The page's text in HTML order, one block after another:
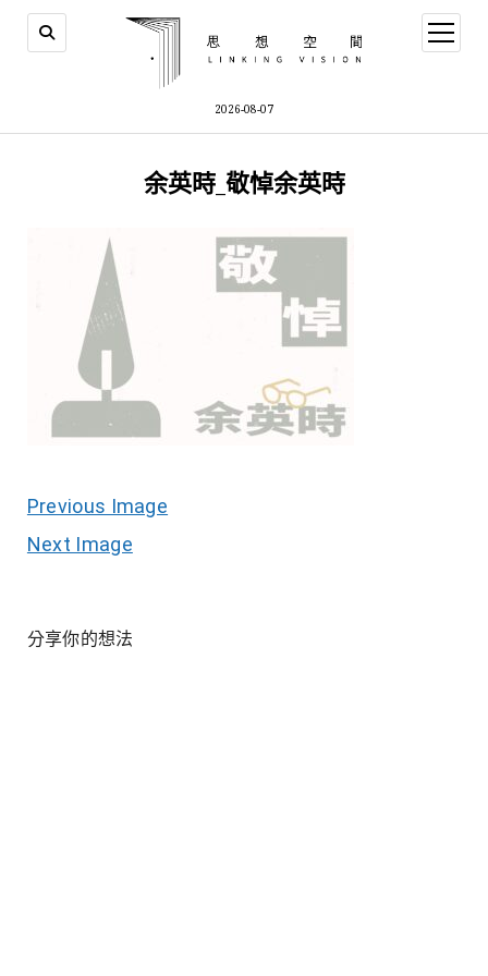
2026-08-07
open
menu
余英時_敬悼余英時
Previous Image
Next Image
分享你的想法